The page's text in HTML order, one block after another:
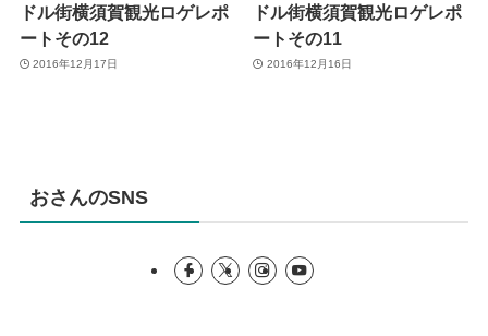
ドル街横須賀観光ロゲレポ
ートその12
2016年12月17日
ドル街横須賀観光ロゲレポ
ートその11
2016年12月16日
おさんのSNS